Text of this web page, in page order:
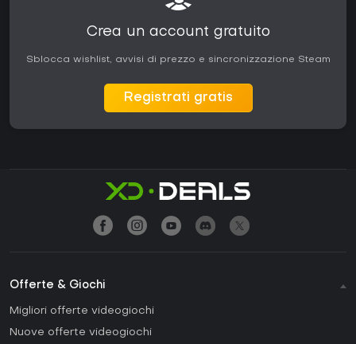
Crea un account gratuito
Sblocca wishlist, avvisi di prezzo e sincronizzazione Steam
Registrati gratis
Offerte & Giochi
Migliori offerte videogiochi
Nuove offerte videogiochi